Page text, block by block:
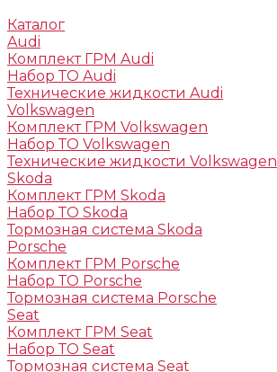
Каталог
Audi
Комплект ГРМ Audi
Набор ТО Audi
Технические жидкости Audi
Volkswagen
Комплект ГРМ Volkswagen
Набор ТО Volkswagen
Технические жидкости Volkswagen
Skoda
Комплект ГРМ Skoda
Набор ТО Skoda
Тормозная система Skoda
Porsche
Комплект ГРМ Porsche
Набор ТО Porsche
Тормозная система Porsche
Seat
Комплект ГРМ Seat
Набор ТО Seat
Тормозная система Seat